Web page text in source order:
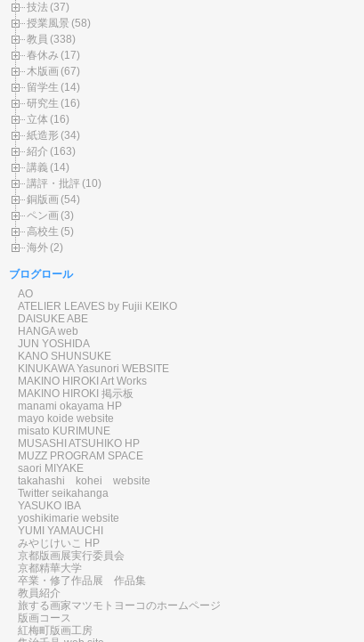
技法 (37)
授業風景 (58)
教員 (338)
春休み (17)
木版画 (67)
留学生 (14)
研究生 (16)
立体 (16)
紙造形 (34)
紹介 (163)
講義 (14)
講評・批評 (10)
銅版画 (54)
ペン画 (3)
高校生 (5)
海外 (2)
ブログロール
AO
ATELIER LEAVES by Fujii KEIKO
DAISUKE ABE
HANGA web
JUN YOSHIDA
KANO SHUNSUKE
KINUKAWA Yasunori WEBSITE
MAKINO HIROKI Art Works
MAKINO HIROKI 掲示板
manami okayama HP
mayo koide website
misato KURIMUNE
MUSASHI ATSUHIKO HP
MUZZ PROGRAM SPACE
saori MIYAKE
takahashi kohei website
Twitter seikahanga
YASUKO IBA
yoshikimarie website
YUMI YAMAUCHI
みやじけいこ HP
京都版画展実行委員会
京都精華大学
卒業・修了作品展 作品集
教員紹介
旅する画家マツモトヨーコのホームページ
版画コース
紅梅町版画工房